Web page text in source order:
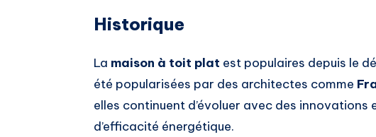
Historique
La maison à toit plat est populaires depuis le
été popularisées par des architectes comme
elles continuent d’évoluer avec des innovations
d’efficacité énergétique.